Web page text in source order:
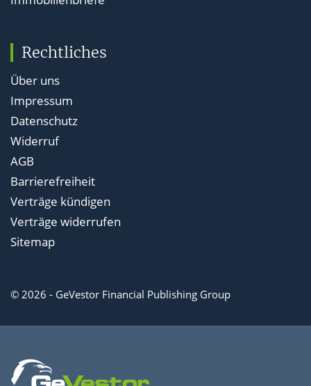
Rechtliches
Über uns
Impressum
Datenschutz
Widerruf
AGB
Barrierefreiheit
Verträge kündigen
Verträge widerrufen
Sitemap
© 2026 - GeVestor Financial Publishing Group